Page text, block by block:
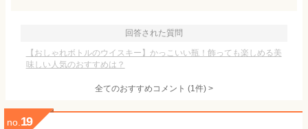
回答された質問
【おしゃれボトルのウイスキー】かっこいい瓶！飾っても楽しめる美
味しい人気のおすすめは？
全てのおすすめコメント (1件) >
no. 19